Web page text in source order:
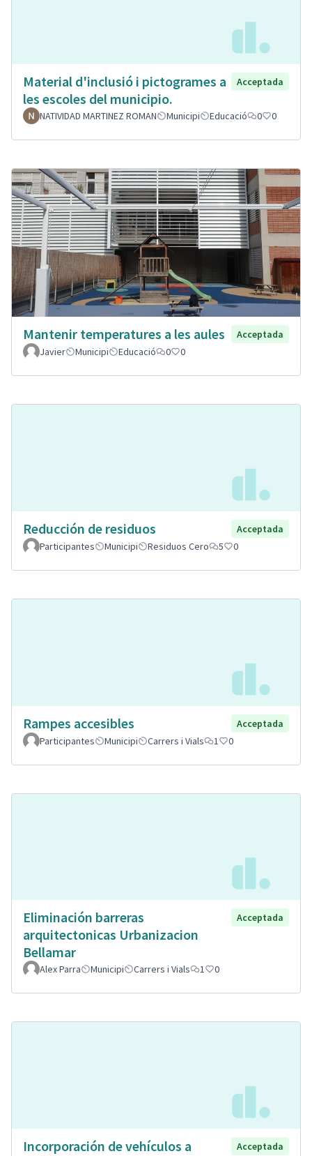
Material d'inclusió i pictogrames a
les escoles del municipio.
Acceptada
NATIVIDAD MARTINEZ ROMAN Municipi Educació 0 0
Mantenir temperatures a les aules
Acceptada
Javier
Municipi Educació 0 0
Reducción de residuos
Acceptada
Participantes
Municipi Residuos Cero 5 0
Rampes accesibles
Acceptada
Participantes
Municipi Carrers i Vials 1 0
Eliminación barreras
arquitectonicas Urbanizacion
Bellamar
Acceptada
Alex Parra Municipi Carrers i Vials 1 0
Incorporación de vehículos a
Acceptada